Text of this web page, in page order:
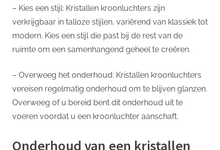
– Kies een stijl: Kristallen kroonluchters zijn
verkrijgbaar in talloze stijlen, variërend van klassiek tot
modern. Kies een stijl die past bij de rest van de
ruimte om een samenhangend geheel te creëren.
– Overweeg het onderhoud: Kristallen kroonluchters
vereisen regelmatig onderhoud om te blijven glanzen.
Overweeg of u bereid bent dit onderhoud uit te
voeren voordat u een kroonluchter aanschaft.
Onderhoud van een kristallen